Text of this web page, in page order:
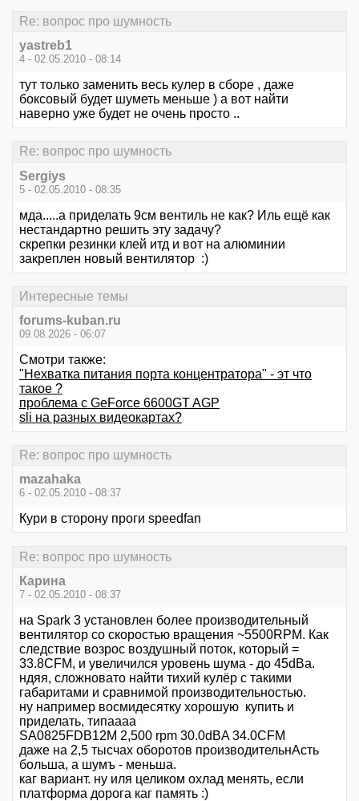
Re: вопрос про шумность
yastreb1
4 - 02.05.2010 - 08:14
тут только заменить весь кулер в сборе , даже
боксовый будет шуметь меньше ) а вот найти
наверно уже будет не очень просто ..
Re: вопрос про шумность
Sergiys
5 - 02.05.2010 - 08:35
мда.....а приделать 9см вентиль не как? Иль ещё как
нестандартно решить эту задачу?
скрепки резинки клей итд и вот на алюминии
закреплен новый вентилятор :)
Интересные темы
forums-kuban.ru
09.08.2026 - 06:07
Смотри также:
"Нехватка питания порта концентратора" - эт что
такое ?
проблема с GeForce 6600GT AGP
sli на разных видеокартах?
Re: вопрос про шумность
mazahaka
6 - 02.05.2010 - 08:37
Кури в сторону проги speedfan
Re: вопрос про шумность
Карина
7 - 02.05.2010 - 08:37
на Spark 3 установлен более производительный
вентилятор со скоростью вращения ~5500RPM. Как
следствие возрос воздушный поток, который =
33.8CFM, и увеличился уровень шума - до 45dBa.
ндяя, сложновато найти тихий кулёр с такими
габаритами и сравнимой производительностью.
ну например восмидесятку хорошую купить и
приделать, типаааа
SA0825FDB12M 2,500 rpm 30.0dBA 34.0CFM
даже на 2,5 тысчах оборотов производительнАсть
больша, а шумъ - меньша.
каг вариант. ну иля целиком охлад менять, если
платформа дорога каг память :)